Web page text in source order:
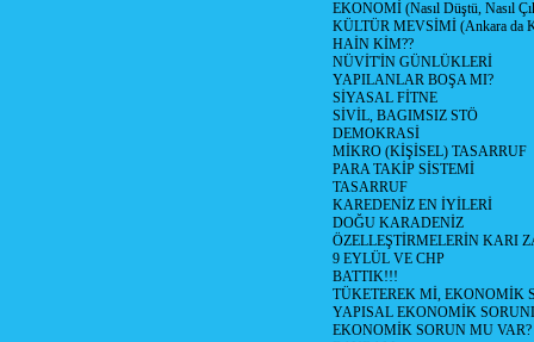
EKONOMİ (Nasıl Düştü, Nasıl
KÜLTÜR MEVSİMİ (Ankara da
HAİN KİM??
NÜVİT'İN GÜNLÜKLERİ
YAPILANLAR BOŞA MI?
SİYASAL FİTNE
SİVİL, BAGIMSIZ STÖ
DEMOKRASİ
MİKRO (KİŞİSEL) TASARRUF
PARA TAKİP SİSTEMİ
TASARRUF
KAREDENİZ EN İYİLERİ
DOĞU KARADENİZ
ÖZELLEŞTİRMELERİN KARI
9 EYLÜL VE CHP
BATTIK!!!
TÜKETEREK Mİ, EKONOMİK
YAPISAL EKONOMİK
EKONOMİK SORUN MU VAR?